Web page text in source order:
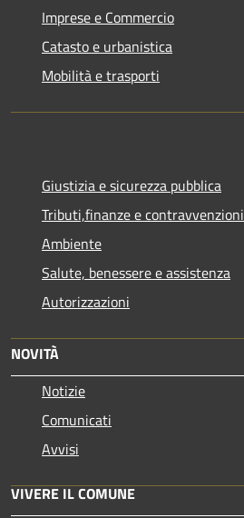
Imprese e Commercio
Catasto e urbanistica
Mobilità e trasporti
Giustizia e sicurezza pubblica
Tributi,finanze e contravvenzioni
Ambiente
Salute, benessere e assistenza
Autorizzazioni
NOVITÀ
Notizie
Comunicati
Avvisi
VIVERE IL COMUNE